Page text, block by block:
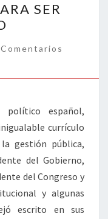
SER
político español,
currículo
gestión pública,
del Gobierno,
del Congreso y
y algunas
escrito en sus